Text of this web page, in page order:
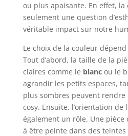
ou plus apaisante. En effet, la
seulement une question
véritable impact sur notre
Le choix de la couleur
Tout d’abord, la taille de la
claires comme le blancou le
agrandir les petits espaces,
plus sombres peuvent
cosy. Ensuite, l’orientation de
également un rôle. Une
à être peinte dans des teintes